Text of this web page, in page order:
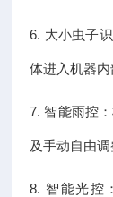
6. 大小虫子
体进入机器内
7. 智能雨控
及手动自由调
8. 智能光控